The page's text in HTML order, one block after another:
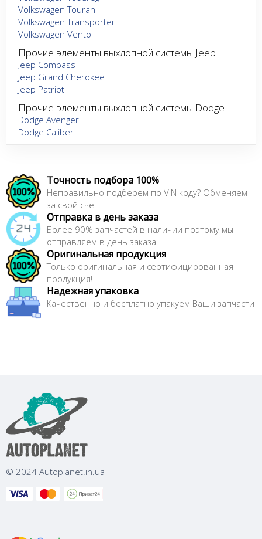
Volkswagen Touran
Volkswagen Transporter
Volkswagen Vento
Прочие элементы выхлопной системы Jeep
Jeep Compass
Jeep Grand Cherokee
Jeep Patriot
Прочие элементы выхлопной системы Dodge
Dodge Avenger
Dodge Caliber
Точность подбора 100%
Неправильно подберем по VIN коду? Обменяем
за свой счет!
Отправка в день заказа
Более 90% запчастей в наличии поэтому мы
отправляем в день заказа!
Оригинальная продукция
Только оригинальная и сертифицированная
продукция!
Надежная упаковка
Качественно и бесплатно упакуем Ваши запчасти
© 2024 Autoplanet.in.ua